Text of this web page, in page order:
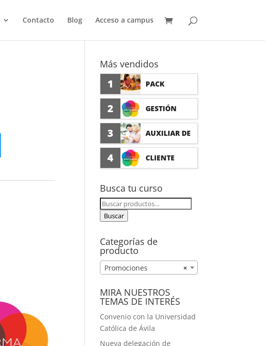
Contacto Blog Acceso a campus
Más vendidos
1 PACK
AUXILIAR DE
GUARDERÍA
CON
2 GESTIÓN
SEGURO DE
ACCIDENTES
(PRÁCTICAS
FORMATIVAS)
3 AUXILIAR DE
FARMACIA Y
IA CON
4 CLIENTE
NCIA -
A MEDIDA
Busca tu curso
Buscar
por:
Buscar
Categorías de
producto
×
Promociones
MIRA NUESTROS
TEMAS DE INTERÉS
Convenio con la Universidad
Católica de Ávila
Nueva delegación de